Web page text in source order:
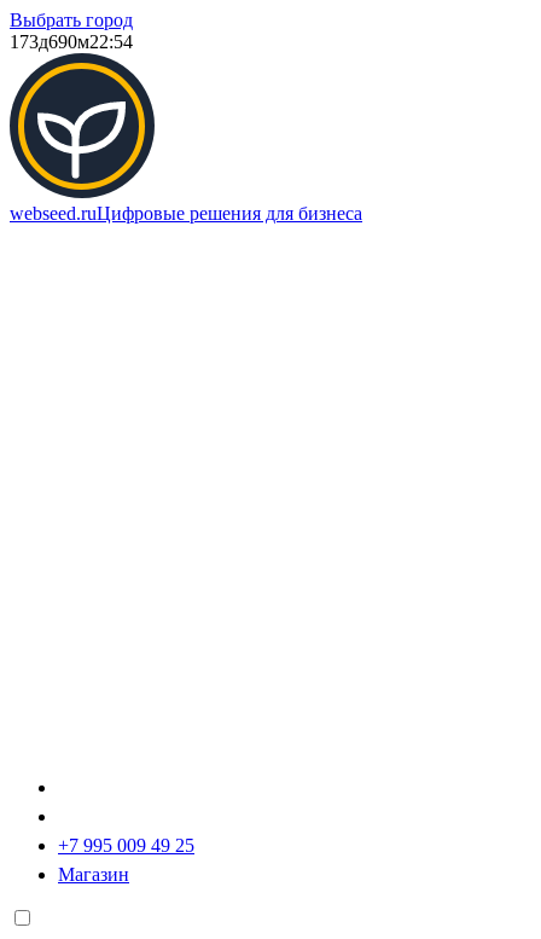
Выбрать город
173д690м22:54
webseed.ruЦифровые решения для бизнеса
+7 995 009 49 25
Магазин